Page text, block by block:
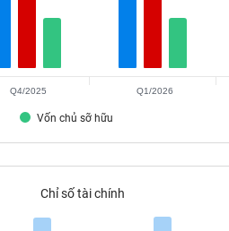
Vốn chủ sỡ hữu
Q4/2025 Q1/2026
Chỉ số tài chính